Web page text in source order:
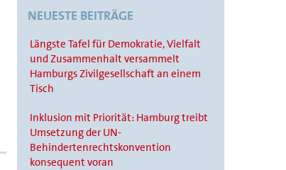
NEUESTE BEITRÄGE
Längste Tafel für Demokratie, Vielfalt
und Zusammenhalt versammelt
Hamburgs Zivilgesellschaft an einem
Tisch
Inklusion mit Priorität: Hamburg treibt
Umsetzung der UN-
Behindertenrechtskonvention
konsequent voran